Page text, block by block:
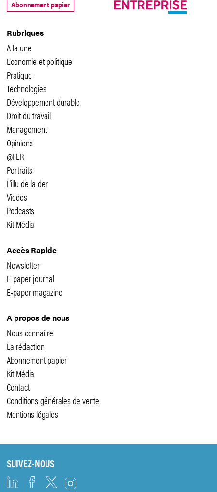
Rubriques
A la une
Economie et politique
Pratique
Technologies
Développement durable
Droit du travail
Management
Opinions
@FER
Portraits
L'illu de la der
Vidéos
Podcasts
Kit Média
Accès Rapide
Newsletter
E-paper journal
E-paper magazine
A propos de nous
Nous connaître
La rédaction
Abonnement papier
Kit Média
Contact
Conditions générales de vente
Mentions légales
Abonnement papier
SUIVEZ-NOUS